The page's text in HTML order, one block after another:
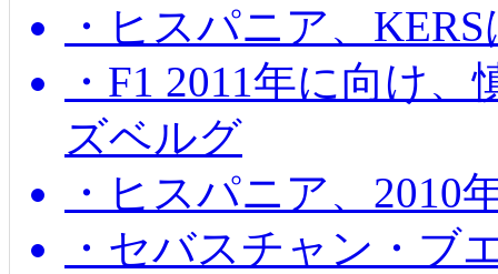
・ヒスパニア、
・F1 2011年に向け
ズベルグ
・ヒスパニア、2010
・セバスチャン・ブ